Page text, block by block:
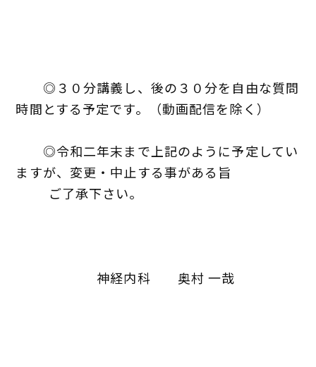
◎３０分講義し、後の３０分を自由な質問
時間とする予定です。（動画配信を除く）
◎令和二年末まで上記のように予定してい
ますが、変更・中止する事がある旨
ご了承下さい。
神経内科 奥村 一哉